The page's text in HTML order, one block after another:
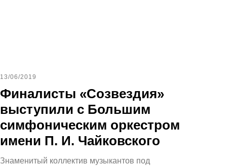
13/06/2019
Финалисты «Созвездия»
выступили с Большим
симфоническим оркестром
имени П. И. Чайковского
Знаменитый коллектив музыкантов под